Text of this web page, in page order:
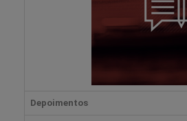
Depoimentos